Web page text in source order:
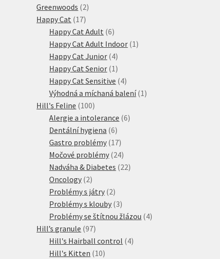
Greenwoods 22
Happy Cat 1717
produktů
Happy Cat Adult 66
produktů
Happy Cat Adult Indoor 1 1
Happy Cat Junior 44
produkty
Happy Cat Senior 1 1
produkt
Happy Cat Sensitive 44
produkty
Výhodná a míchaná balení 1 1
Hill's Feline 100100
produktů
Alergie a intolerance 66
Dentální hygiena 66
produktů
Gastro problémy 1717
produktů
Močové problémy 2424
produktů
Nadváha & Diabetes 2222
Oncology 22
produkty
Problémy s játry 22
produkty
Problémy s klouby 33
produkty
Problémy se štítnou žlázou 44
Hill’s granule 9797
produktů
Hill's Hairball control 44
Hill's Kitten 1010